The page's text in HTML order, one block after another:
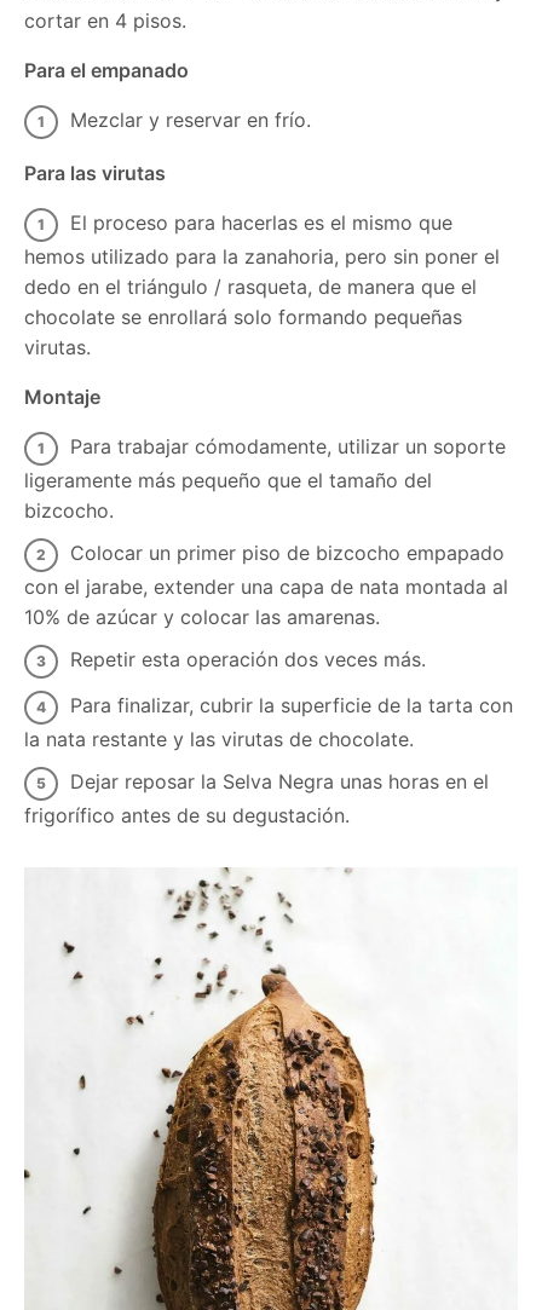
cortar en 4 pisos.
Para el empanado
Mezclar y reservar en frío.
Para las virutas
El proceso para hacerlas es el mismo que
hemos utilizado para la zanahoria, pero sin poner el
dedo en el triángulo / rasqueta, de manera que el
chocolate se enrollará solo formando pequeñas
virutas.
Montaje
Para trabajar cómodamente, utilizar un soporte
ligeramente más pequeño que el tamaño del
bizcocho.
Colocar un primer piso de bizcocho empapado
con el jarabe, extender una capa de nata montada al
10% de azúcar y colocar las amarenas.
Repetir esta operación dos veces más.
Para finalizar, cubrir la superficie de la tarta con
la nata restante y las virutas de chocolate.
Dejar reposar la Selva Negra unas horas en el
frigorífico antes de su degustación.